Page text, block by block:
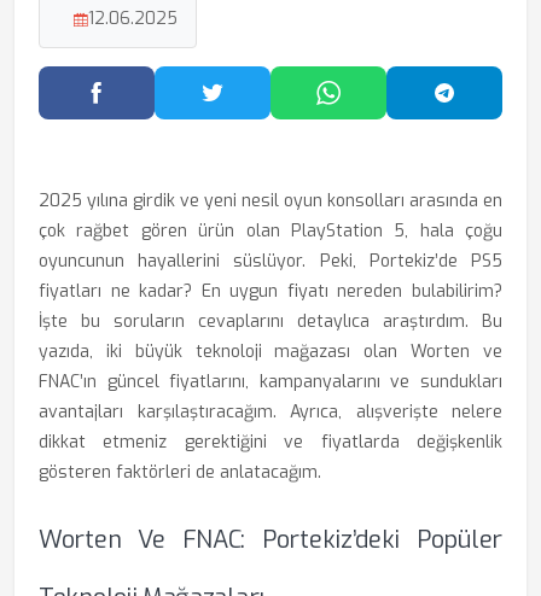
12.06.2025
Facebook'ta PaylaşTwitter'da PaylaşWhatsApp'ta Paylaş
2025 yılına girdik ve yeni nesil oyun konsolları arasında en
çok rağbet gören ürün olan PlayStation 5, hala çoğu
oyuncunun hayallerini süslüyor. Peki, Portekiz’de PS5
fiyatları ne kadar? En uygun fiyatı nereden bulabilirim?
İşte bu soruların cevaplarını detaylıca araştırdım. Bu
yazıda, iki büyük teknoloji mağazası olan Worten ve
FNAC’ın güncel fiyatlarını, kampanyalarını ve sundukları
avantajları karşılaştıracağım. Ayrıca, alışverişte nelere
dikkat etmeniz gerektiğini ve fiyatlarda değişkenlik
gösteren faktörleri de anlatacağım.
Worten Ve FNAC: Portekiz’deki Popüler